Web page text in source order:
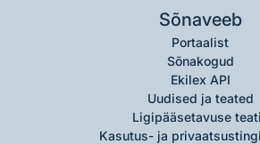
Sõnaveeb
Portaalist
Sõnakogud
Ekilex API
Uudised ja teated
Ligipääsetavuse
Kasutus- ja